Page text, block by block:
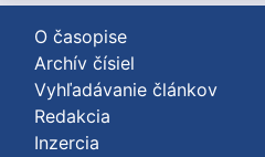
O časopise
Archív čísiel
Vyhľadávanie článkov
Redakcia
Inzercia